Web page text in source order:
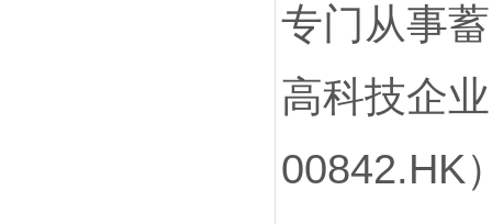
专门从事
高科技企
00842.HK